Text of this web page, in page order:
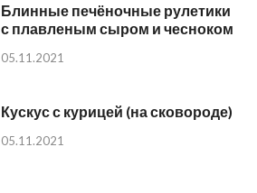
Блинные печёночные рулетики
с плавленым сыром и чесноком
05.11.2021
Кускус с курицей (на сковороде)
05.11.2021